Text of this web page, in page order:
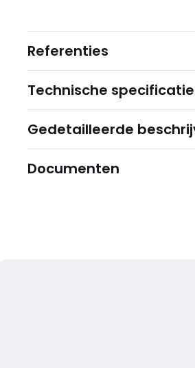
Referenties
Technische
Gedetailleerde
Documenten